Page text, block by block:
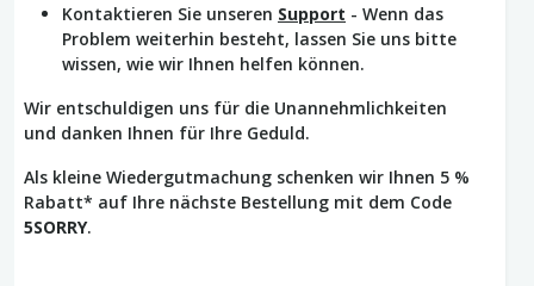
Kontaktieren Sie unseren Support - Wenn das
Problem weiterhin besteht, lassen Sie uns bitte
wissen, wie wir Ihnen helfen können.
Wir entschuldigen uns für die Unannehmlichkeiten
und danken Ihnen für Ihre Geduld.
Als kleine Wiedergutmachung schenken wir Ihnen 5 %
Rabatt* auf Ihre nächste Bestellung mit dem Code
5SORRY.